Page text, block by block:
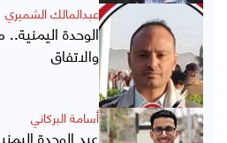
عبدالمالك الشميري
الوحدة
والاتفاق
أسامة البركاني
عيد الوحدة